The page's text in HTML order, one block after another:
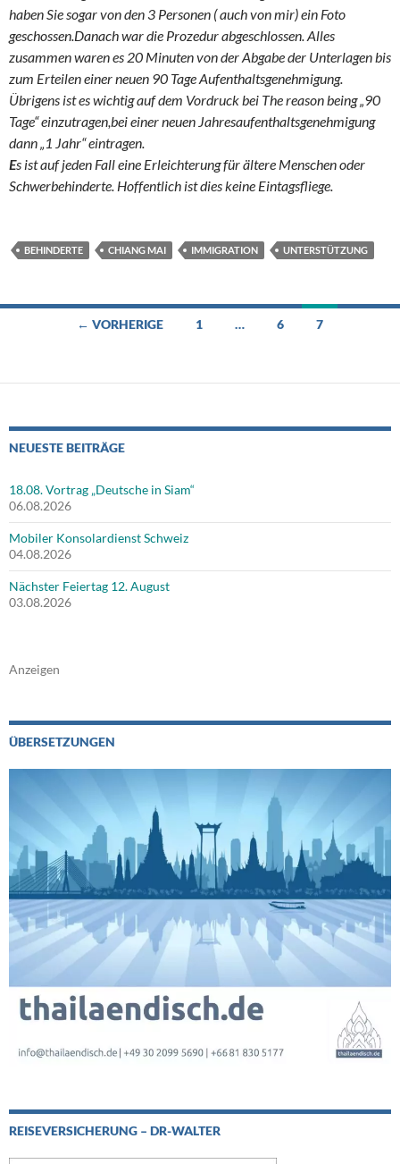
haben Sie sogar von den 3 Personen ( auch von mir) ein Foto
geschossen.Danach war die Prozedur abgeschlossen. Alles
zusammen waren es 20 Minuten von der Abgabe der Unterlagen bis
zum Erteilen einer neuen 90 Tage Aufenthaltsgenehmigung.
Übrigens ist es wichtig auf dem Vordruck bei The reason being „90
Tage“ einzutragen,bei einer neuen Jahresaufenthaltsgenehmigung
dann „1 Jahr“ eintragen.
Es ist auf jeden Fall eine Erleichterung für ältere Menschen oder
Schwerbehinderte. Hoffentlich ist dies keine Eintagsfliege.
BEHINDERTE CHIANG MAI IMMIGRATION UNTERSTÜTZUNG
Beitragsnavigation
← VORHERIGE 1 … 6 7
NEUESTE BEITRÄGE
18.08. Vortrag „Deutsche in Siam“
06.08.2026
Mobiler Konsolardienst Schweiz
04.08.2026
Nächster Feiertag 12. August
03.08.2026
Anzeigen
ÜBERSETZUNGEN
REISEVERSICHERUNG – DR-WALTER